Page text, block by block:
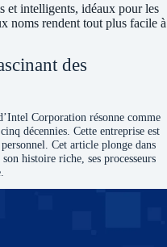
et intelligents, idéaux pour les
noms rendent tout plus facile à
des
Corporation résonne comme
décennies. Cette entreprise est
Cet article plonge dans
histoire riche, ses processeurs